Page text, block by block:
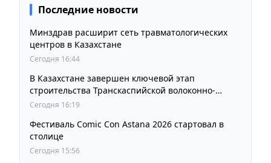
Последние новости
Минздрав расширит сеть травматологических
центров в Казахстане
Сегодня 16:44
В Казахстане завершен ключевой этап
строительства Транскаспийской волоконно-
оптической линии связи
Сегодня 16:19
Фестиваль Comic Con Astana 2026 стартовал в
столице
Сегодня 15:56